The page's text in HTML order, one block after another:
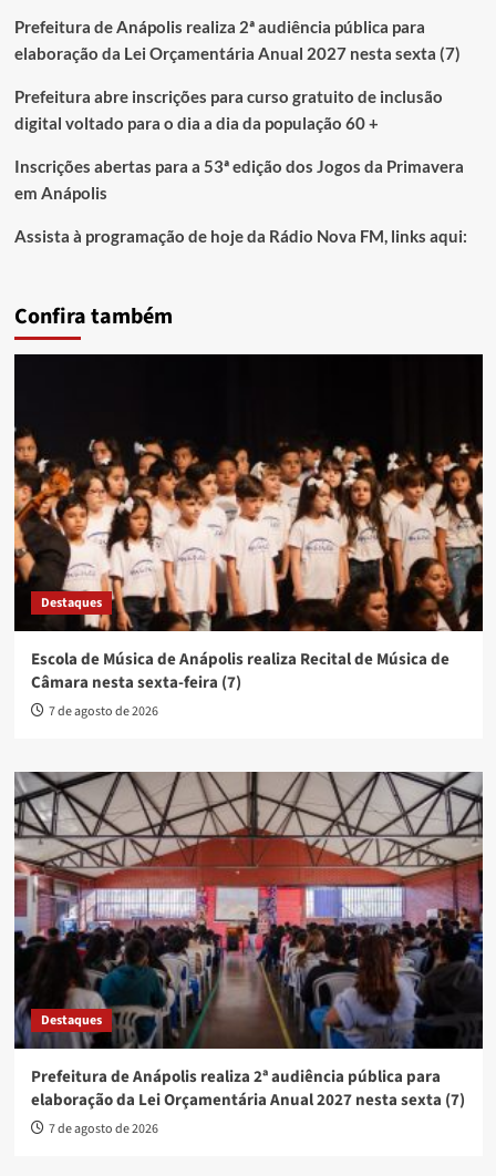
Prefeitura de Anápolis realiza 2ª audiência pública para
elaboração da Lei Orçamentária Anual 2027 nesta sexta (7)
Prefeitura abre inscrições para curso gratuito de inclusão
digital voltado para o dia a dia da população 60 +
Inscrições abertas para a 53ª edição dos Jogos da Primavera
em Anápolis
Assista à programação de hoje da Rádio Nova FM, links aqui:
Confira também
Destaques
Escola de Música de Anápolis realiza Recital de Música de
Câmara nesta sexta-feira (7)
7 de agosto de 2026
Destaques
Prefeitura de Anápolis realiza 2ª audiência pública para
elaboração da Lei Orçamentária Anual 2027 nesta sexta (7)
7 de agosto de 2026